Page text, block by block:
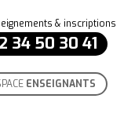
& inscriptions
34 50 30 41
ENSEIGNANTS